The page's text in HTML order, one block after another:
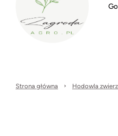
Strona główna Hodowla